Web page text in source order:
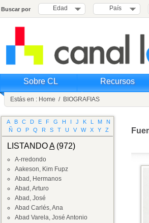
Buscar por Edad País
Sobre CL Recursos
Estás en : Home / BIOGRAFIAS
A B C D E F G H I J K L M
N
Ñ
O P Q R S T U V W X Y Z
LISTANDOA(972)
A-rredondo
Aakeson, Kim Fupz
Abad, Hermanos
Abad, Arturo
Abad, José
Abad Carlés, Ana
Abad Varela, José Antonio